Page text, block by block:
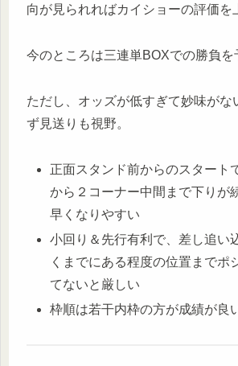
向が見られればカイショーの評価を
今のところは三連単BOXでの勝負を
ただし、オッズが低すぎて妙味がな
ず見送りも視野。
正面スタンド前からのスタート
から２コーナー中間まで下りが
早くなりやすい
小回り＆先行有利で、差し追い
くまでにある程度の位置までポ
てないと厳しい
枠順は若干内枠の方が成績が良